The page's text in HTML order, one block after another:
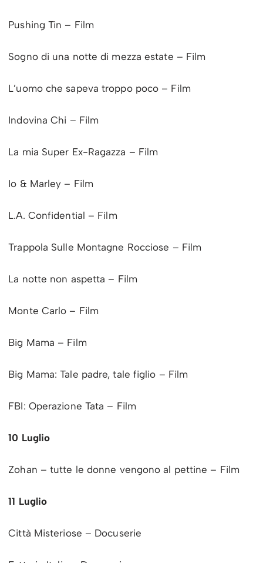
Pushing Tin – Film
Sogno di una notte di mezza estate – Film
L’uomo che sapeva troppo poco – Film
Indovina Chi – Film
La mia Super Ex-Ragazza – Film
Io & Marley – Film
L.A. Confidential – Film
Trappola Sulle Montagne Rocciose – Film
La notte non aspetta – Film
Monte Carlo – Film
Big Mama – Film
Big Mama: Tale padre, tale figlio – Film
FBI: Operazione Tata – Film
10 Luglio
Zohan – tutte le donne vengono al pettine – Film
11 Luglio
Città Misteriose – Docuserie